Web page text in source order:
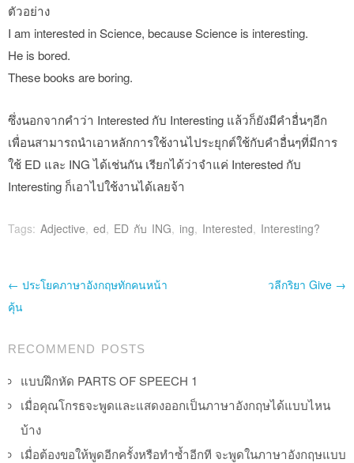
ตัวอย่าง
I am interested in Science, because Science is interesting.
He is bored.
These books are boring.
ซึ่งนอกจากคำว่า Interested กับ Interesting แล้วก็ยังมีคำอื่นๆอีก
เพื่อนสามารถนำเอาหลักการใช้งานไประยุกต์ใช้กับคำอื่นๆที่มีการ
ใช้ ED และ ING ได้เช่นกัน เรียกได้ว่าจำแค่ Interested กับ
Interesting ก็เอาไปใช้งานได้เลยจ้า
Tags: Adjective, ed, ED กับ ING, ing, Interested, Interesting?
Post navigation
← ประโยคภาษาอังกฤษทักคนหน้า
คุ้น
วลีกริยา Give →
RECOMMEND POSTS
แบบฝึกหัด PARTS OF SPEECH 1
เมื่อคุณโกรธจะพูดและแสดงออกเป็นภาษาอังกฤษได้แบบไหน
บ้าง
เมื่อต้องขอให้พูดอีกครั้งหรือทำซ้ำอีกที จะพูดในภาษาอังกฤษแบบ